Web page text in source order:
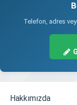
Telefon, adres
Hakkımızda